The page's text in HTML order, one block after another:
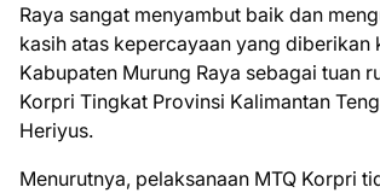
Raya sangat menyambut baik dan
kasih atas kepercayaan yang diberikan
Kabupaten Murung Raya sebagai tuan
Korpri Tingkat Provinsi Kalimantan
Heriyus.
Menurutnya, pelaksanaan MTQ Korpri